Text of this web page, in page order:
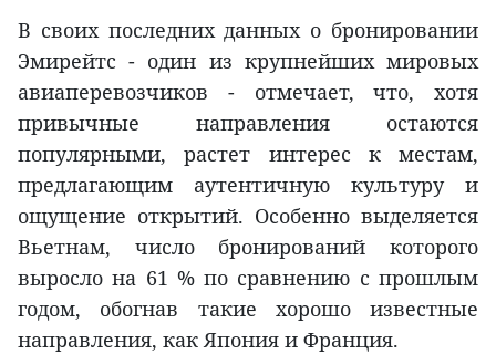
В своих последних данных о бронировании
Эмирейтс - один из крупнейших мировых
авиаперевозчиков - отмечает, что, хотя
привычные направления остаются
популярными, растет интерес к местам,
предлагающим аутентичную культуру и
ощущение открытий. Особенно выделяется
Вьетнам, число бронирований которого
выросло на 61 % по сравнению с прошлым
годом, обогнав такие хорошо известные
направления, как Япония и Франция.